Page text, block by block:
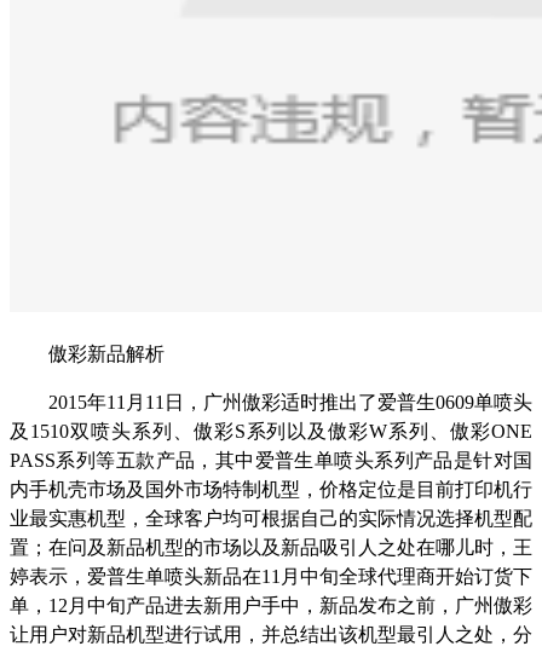
傲彩新品解析
2015年11月11日，广州傲彩适时推出了爱普生0609单喷头
及1510双喷头系列、傲彩S系列以及傲彩W系列、傲彩ONE
PASS系列等五款产品，其中爱普生单喷头系列产品是针对国
内手机壳市场及国外市场特制机型，价格定位是目前打印机行
业最实惠机型，全球客户均可根据自己的实际情况选择机型配
置；在问及新品机型的市场以及新品吸引人之处在哪儿时，王
婷表示，爱普生单喷头新品在11月中旬全球代理商开始订货下
单，12月中旬产品进去新用户手中，新品发布之前，广州傲彩
让用户对新品机型进行试用，并总结出该机型最引人之处，分